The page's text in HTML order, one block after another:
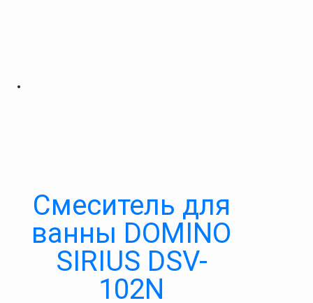
Смеситель для
ванны DOMINO
SIRIUS DSV-
102N